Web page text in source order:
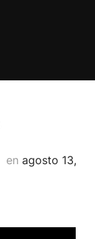
en Publicado
agosto 13,